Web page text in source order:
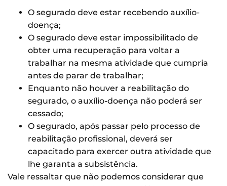
O segurado deve estar recebendo auxílio-
doença;
O segurado deve estar impossibilitado de
obter uma recuperação para voltar a
trabalhar na mesma atividade que cumpria
antes de parar de trabalhar;
Enquanto não houver a reabilitação do
segurado, o auxílio-doença não poderá ser
cessado;
O segurado, após passar pelo processo de
reabilitação profissional, deverá ser
capacitado para exercer outra atividade que
lhe garanta a subsistência.
Vale ressaltar que não podemos considerar que